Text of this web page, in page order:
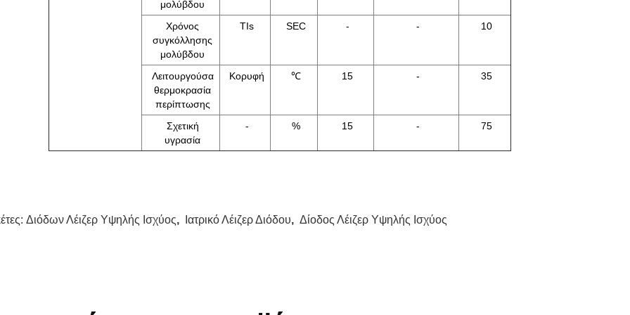
μολύβδου
Χρόνος
συγκόλλησης
μολύβδου
TIs SEC - - 10
Λειτουργούσα
θερμοκρασία
περίπτωσης
Κορυφή ℃ 15 - 35
Σχετική
υγρασία
- % 15 - 75
Διόδων Λέιζερ Υψηλής Ισχύος, Ιατρικό Λέιζερ Διόδου, Δίοδος Λέιζερ Υψηλής Ισχύος